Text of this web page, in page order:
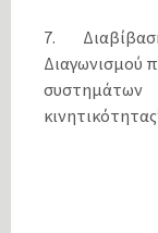
7.
Διαγωνισμού